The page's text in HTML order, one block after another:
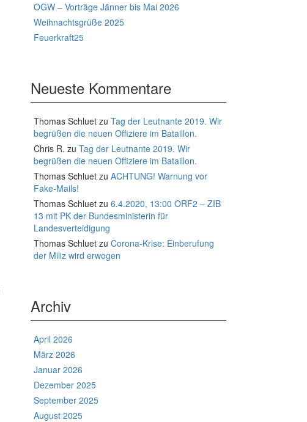
OGW – Vorträge Jänner bis Mai 2026
Weihnachtsgrüße 2025
Feuerkraft25
Neueste Kommentare
Thomas Schluet zu Tag der Leutnante 2019. Wir
begrüßen die neuen Offiziere im Bataillon.
Chris R. zu Tag der Leutnante 2019. Wir
begrüßen die neuen Offiziere im Bataillon.
Thomas Schluet zu ACHTUNG! Warnung vor
Fake-Mails!
Thomas Schluet zu 6.4.2020, 13:00 ORF2 – ZIB
13 mit PK der Bundesministerin für
Landesverteidigung
Thomas Schluet zu Corona-Krise: Einberufung
der Miliz wird erwogen
Archiv
April 2026
März 2026
Januar 2026
Dezember 2025
September 2025
August 2025